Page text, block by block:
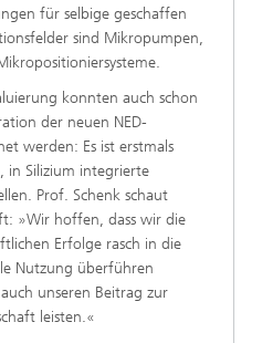
für selbige geschaffen
sind Mikropumpen,
konnten auch schon
der neuen NED-
werden: Es ist erstmals
in Silizium integrierte
Prof. Schenk schaut
»Wir hoffen, dass wir die
Erfolge rasch in die
Nutzung überführen
unseren Beitrag zur
leisten.«